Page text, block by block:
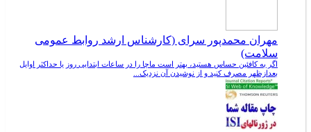
مهران محمدپور سرای (کارشناس ارشد روابط عمومی
سلامت)
اگر به کافئین حساس هستید، بهتر است ماچا را در ساعات ابتدایی روز یا حداکثر اوایل
بعدازظهر مصرف کنید و از نوشیدن آن نزدیک...